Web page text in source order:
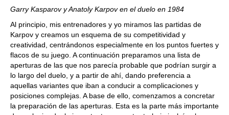
Garry Kasparov y Anatoly Karpov en el duelo en 1984
Al principio, mis entrenadores y yo miramos las partidas de
Karpov y creamos un esquema de su competitividad y
creatividad, centrándonos especialmente en los puntos fuertes y
flacos de su juego. A continuación preparamos una lista de
aperturas de las que nos parecía probable que podrían surgir a
lo largo del duelo, y a partir de ahí, dando preferencia a
aquellas variantes que iban a conducir a complicaciones y
posiciones complejas. A base de ello, comenzamos a concretar
la preparación de las aperturas. Esta es la parte más importante